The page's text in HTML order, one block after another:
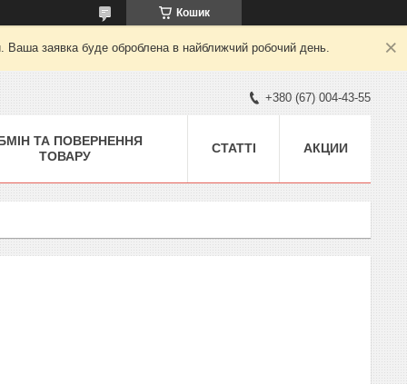
Кошик
Ваша заявка буде оброблена в найближчий робочий день.
+380 (67) 004-43-55
ТА ПОВЕРНЕННЯ
ТОВАРУ
СТАТТІ АКЦИИ